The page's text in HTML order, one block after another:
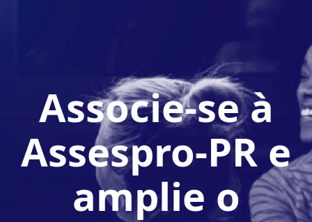
Associe-se à
Assespro-PR e
amplie o